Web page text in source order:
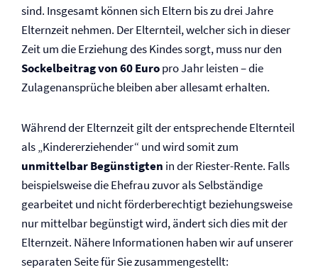
sind. Insgesamt können sich Eltern bis zu drei Jahre
Elternzeit nehmen. Der Elternteil, welcher sich in dieser
Zeit um die Erziehung des Kindes sorgt, muss nur den
Sockelbeitrag von 60 Europro Jahr leisten – die
Zulagenansprüche bleiben aber allesamt erhalten.
Während der Elternzeit gilt der ent­sprechende Elternteil
als „Kinder­erziehender“ und wird somit zum
unmittelbar Begünstigten in der Riester-Rente. Falls
beispielsweise die Ehefrau zuvor als Selbständige
gearbeitet und nicht förderberechtigt beziehungsweise
nur mittelbar begünstigt wird, ändert sich dies mit der
Elternzeit. Nähere Informationen haben wir auf unserer
separaten Seite für Sie zusammengestellt: